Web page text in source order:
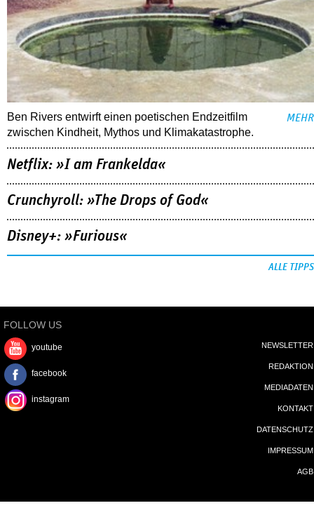
Ben Rivers entwirft einen poetischen Endzeitfilm
zwischen Kindheit, Mythos und Klimakatastrophe.
MEHR
Netflix: »I am Frankelda«
Crunchyroll: »The Drops of God«
Disney+: »Furious«
ALLE TIPPS
FOLLOW US
youtube
facebook
instagram
NEWSLETTER
REDAKTION
MEDIADATEN
KONTAKT
DATENSCHUTZ
IMPRESSUM
AGB